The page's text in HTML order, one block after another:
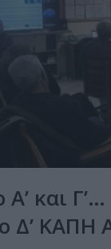
Α’ και
Δ’ ΚΑΠΗ